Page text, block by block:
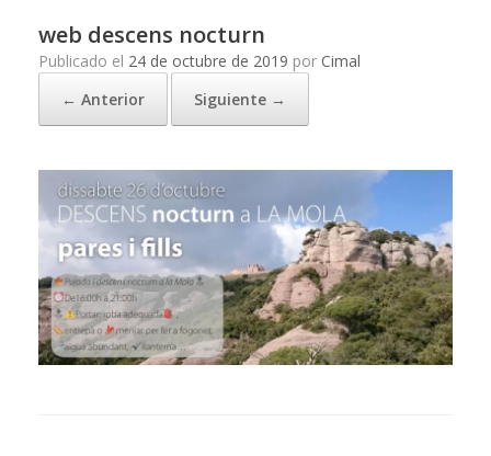
web descens nocturn
Publicado el 24 de octubre de 2019 por Cimal
← Anterior
Siguiente →